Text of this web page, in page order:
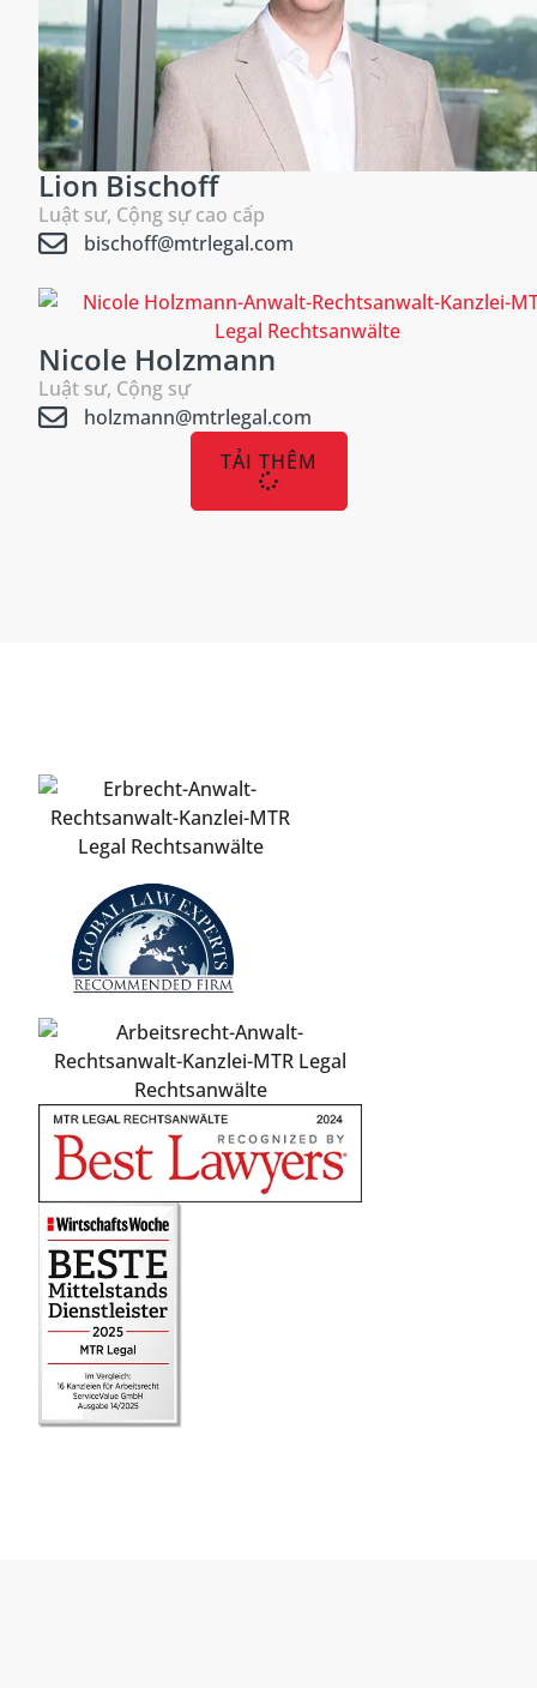
Lion Bischoff
Luật sư, Cộng sự cao cấp
bischoff@mtrlegal.com
Nicole Holzmann
Luật sư, Cộng sự
holzmann@mtrlegal.com
TẢI THÊM